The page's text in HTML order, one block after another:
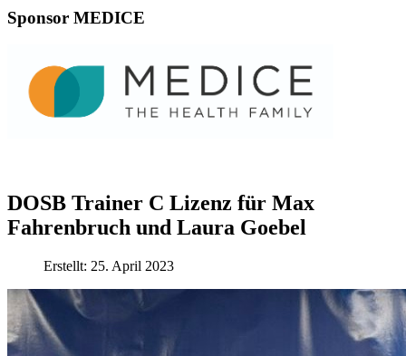
Sponsor MEDICE
DOSB Trainer C Lizenz für Max
Fahrenbruch und Laura Goebel
Erstellt: 25. April 2023